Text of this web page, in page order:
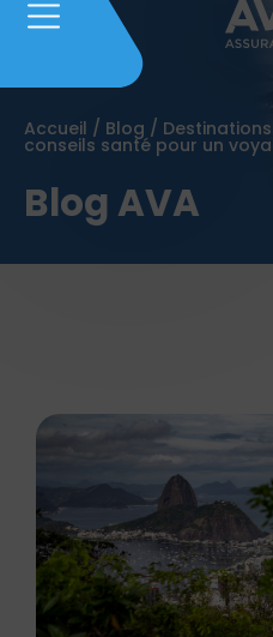
Accueil / Blog / Destinations
conseils santé pour un
Blog AVA